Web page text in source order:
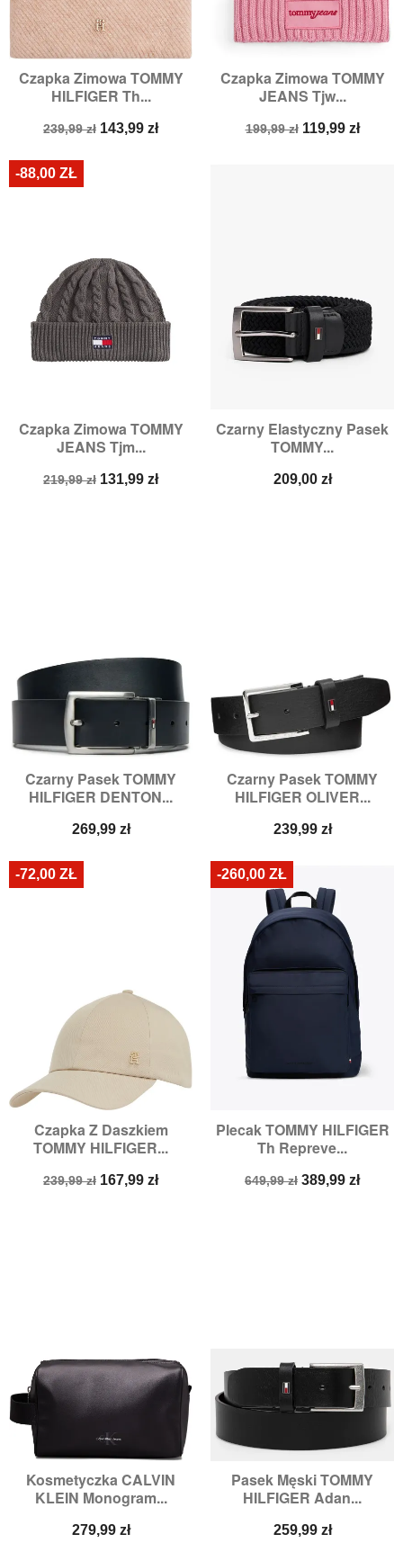
Czapka Zimowa TOMMY
HILFIGER Th...
Cena
239,99 zł Cena
143,99 zł
Czapka Zimowa TOMMY
JEANS Tjw...
Cena
199,99 zł Cena
119,99 zł
Czapka Zimowa TOMMY
JEANS Tjm...
Cena
219,99 zł Cena
131,99 zł
-88,00 ZŁ
Czarny Elastyczny Pasek
TOMMY...
Cena
209,00 zł
Czarny Pasek TOMMY
HILFIGER DENTON...
Cena
269,99 zł
Czarny Pasek TOMMY
HILFIGER OLIVER...
Cena
239,99 zł
Czapka Z Daszkiem
TOMMY HILFIGER...
Cena
239,99 zł Cena
167,99 zł
-72,00 ZŁ
Plecak TOMMY HILFIGER
Th Repreve...
Cena
649,99 zł Cena
389,99 zł
-260,00 ZŁ
Kosmetyczka CALVIN
KLEIN Monogram...
Cena
279,99 zł
Pasek Męski TOMMY
HILFIGER Adan...
Cena
259,99 zł